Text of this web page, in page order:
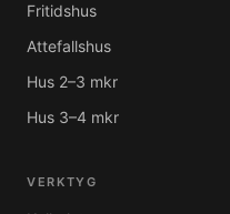
Fritidshus
Attefallshus
Hus 2–3 mkr
Hus 3–4 mkr
VERKTYG